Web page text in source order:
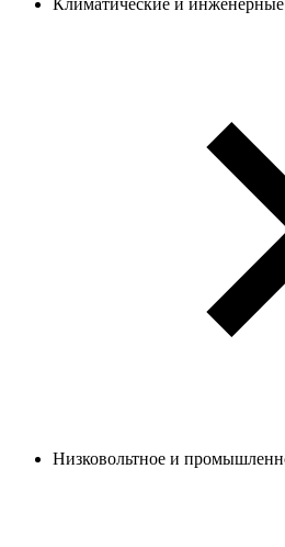
Климатические и
Низковольтное и